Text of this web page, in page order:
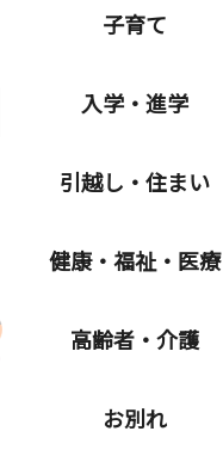
子育て
入学・進学
引越し・住まい
健康・福祉・医療
高齢者・介護
お別れ